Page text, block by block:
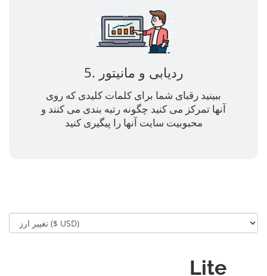
5. ردیابی و مانیتور
ببینید رقبای شما برای کلمات کلیدی که روی
آنها تمرکز می کنید چگونه رتبه بندی می کنند و
محبوبیت سایت آنها را پیگیری کنید
Lite